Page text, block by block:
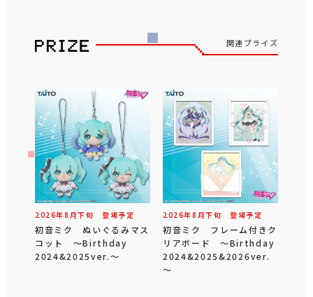
関連プライズ
2026年8 月下旬 登場予定
初音ミク ぬいぐるみマス
コット ～Birthday
2024&2025ver.～
2026年8 月下旬 登場予定
初音ミク フレーム付きク
リアボード ～Birthday
2024&2025&2026ver.
～